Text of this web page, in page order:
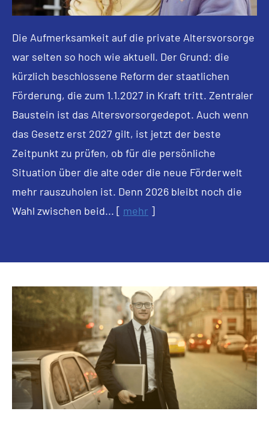
Die Aufmerksamkeit auf die private Alters­vorsorge
war selten so hoch wie aktuell. Der Grund: die
kürzlich beschlossene Reform der staatlichen
Förderung, die zum 1.1.2027 in Kraft tritt. Zentraler
Baustein ist das Alters­vorsorgedepot. Auch wenn
das Gesetz erst 2027 gilt, ist jetzt der beste
Zeitpunkt zu prüfen, ob für die persönliche
Situation über die alte oder die neue Förderwelt
mehr rauszuholen ist. Denn 2026 bleibt noch die
Wahl zwischen beid... [ mehr ]